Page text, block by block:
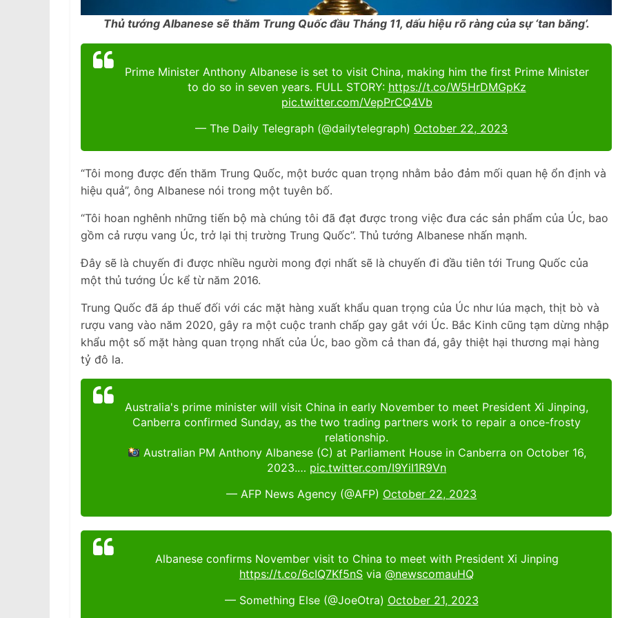
Thủ tướng Albanese sẽ thăm Trung Quốc đầu Tháng 11, dấu hiệu rõ ràng của sự ‘tan băng’.
Prime Minister Anthony Albanese is set to visit China, making him the first Prime Minister
to do so in seven years. FULL STORY: https://t.co/W5HrDMGpKz
pic.twitter.com/VepPrCQ4Vb
— The Daily Telegraph (@dailytelegraph) October 22, 2023
“Tôi mong được đến thăm Trung Quốc, một bước quan trọng nhằm bảo đảm mối quan hệ ổn định và
hiệu quả”, ông Albanese nói trong một tuyên bố.
“Tôi hoan nghênh những tiến bộ mà chúng tôi đã đạt được trong việc đưa các sản phẩm của Úc, bao
gồm cả rượu vang Úc, trở lại thị trường Trung Quốc”. Thủ tướng Albanese nhấn mạnh.
Đây sẽ là chuyến đi được nhiều người mong đợi nhất sẽ là chuyến đi đầu tiên tới Trung Quốc của
một thủ tướng Úc kể từ năm 2016.
Trung Quốc đã áp thuế đối với các mặt hàng xuất khẩu quan trọng của Úc như lúa mạch, thịt bò và
rượu vang vào năm 2020, gây ra một cuộc tranh chấp gay gắt với Úc. Bắc Kinh cũng tạm dừng nhập
khẩu một số mặt hàng quan trọng nhất của Úc, bao gồm cả than đá, gây thiệt hại thương mại hàng
tỷ đô la.
Australia's prime minister will visit China in early November to meet President Xi Jinping,
Canberra confirmed Sunday, as the two trading partners work to repair a once-frosty
relationship.
Australian PM Anthony Albanese (C) at Parliament House in Canberra on October 16,
2023.… pic.twitter.com/I9YiI1R9Vn
— AFP News Agency (@AFP) October 22, 2023
Albanese confirms November visit to China to meet with President Xi Jinping
https://t.co/6cIQ7Kf5nS via @newscomauHQ
— Something Else (@JoeOtra) October 21, 2023